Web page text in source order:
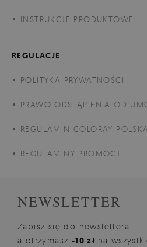
INSTRUKCJE PRODUKTOWE
REGULACJE
POLITYKA PRYWATNOŚCI
PRAWO ODSTĄPIENIA OD
REGULAMIN COLORAY POLSKA
REGULAMINY PROMOCJI
NEWSLETTER
Zapisz się do newslettera
a otrzymasz -10 zł na